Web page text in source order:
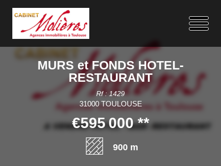
MURS et FONDS HOTEL-
RESTAURANT
Rf : 1429
31000 TOULOUSE
€595 000 **
900 m